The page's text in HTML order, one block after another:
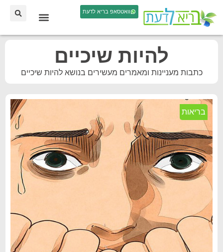
וואטסאפ בריא לדעת
להיות שיכיים
כתבות מעניינות ומאמרים מעשירים בנושא להיות שיכיים
בריאות